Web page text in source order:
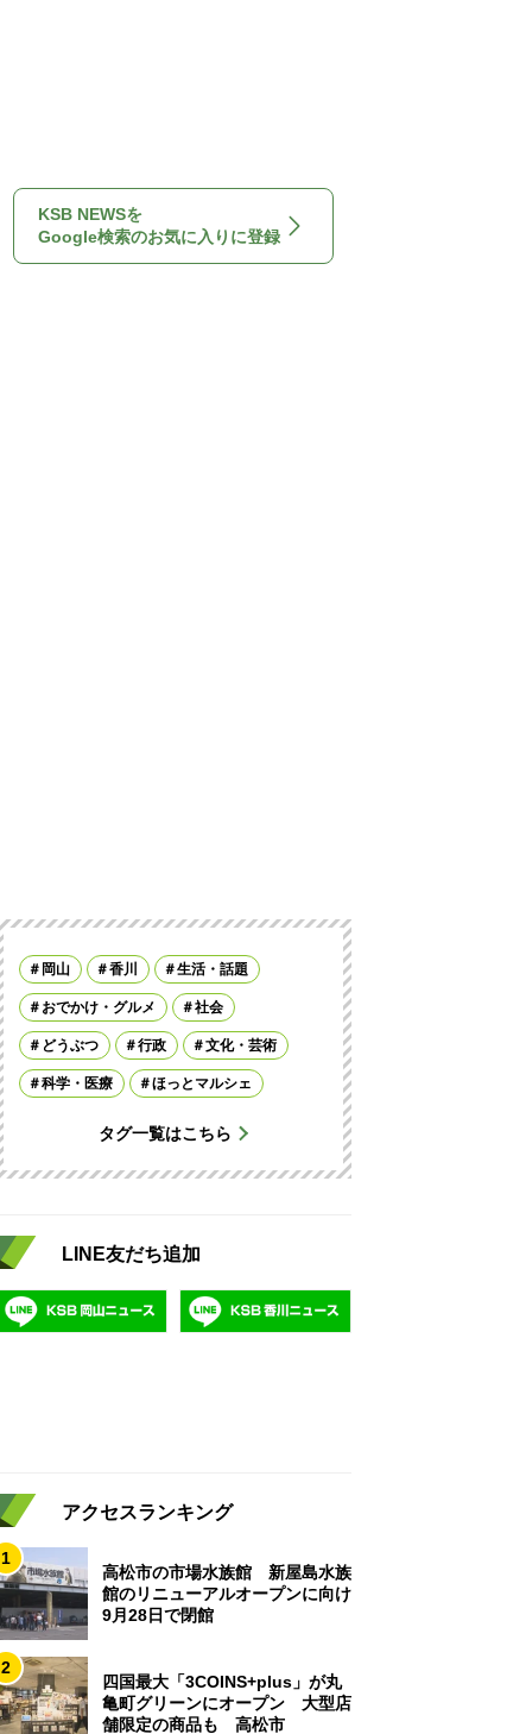
KSB NEWSを
Google検索のお気に入りに登録
岡山 香川 生活・話題
おでかけ・グルメ 社会
どうぶつ 行政 文化・芸術
科学・医療 ほっとマルシェ
タグ一覧はこちら
LINE友だち追加
アクセスランキング
1
高松市の市場水族館 新屋島水族
館のリニューアルオープンに向け
9月28日で閉館
2
四国最大「3COINS+plus」が丸
亀町グリーンにオープン 大型店
舗限定の商品も 高松市